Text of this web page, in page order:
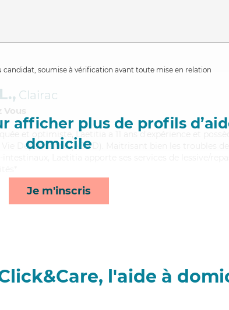
candidat, soumise à vérification avant toute mise en relation
afficher plus de profils
domicile
Je m'inscris
Clairac
Vous
et optimiste, Laetitia a 11 ans d'expérience et
Vie Dépendance (ADVD). Maitrisant bien les troubles de
l'aide à